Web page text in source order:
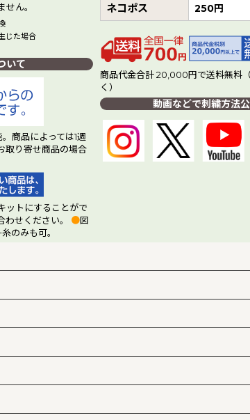
ん。
じた場合
いて
商品によっては1週
取り寄せ商品の場合
ットにすることがで
わせください。 ●図
のみも可。
ネコポス 250円
商品代金合計 20,000円で送料無料
く）
動画などで刺繍方法